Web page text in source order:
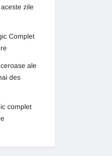
zile
Complet
ale
des
complet